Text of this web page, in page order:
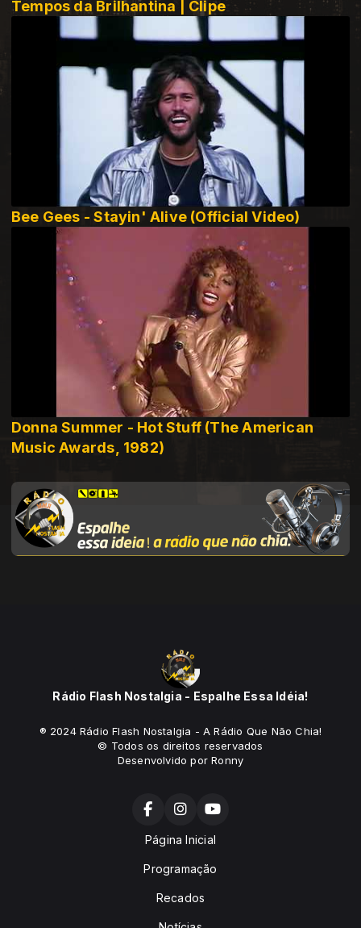
Tempos da Brilhantina | Clipe
Bee Gees - Stayin' Alive (Official Video)
Donna Summer - Hot Stuff (The American
Music Awards, 1982)
Rádio Flash Nostalgia - Espalhe Essa Idéia!
® 2024 Rádio Flash Nostalgia - A Rádio Que Não Chia!
© Todos os direitos reservados
Desenvolvido por Ronny
Página Inicial
Programação
Recados